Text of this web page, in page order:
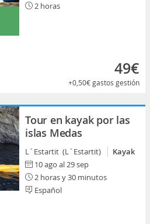
2 horas
49€
+0,50€gastos gestión
Tour en kayak por las
islas Medas
L´Estartit (L´Estartit)
Kayak
10 ago al 29 sep
2 horas y 30 minutos
Español